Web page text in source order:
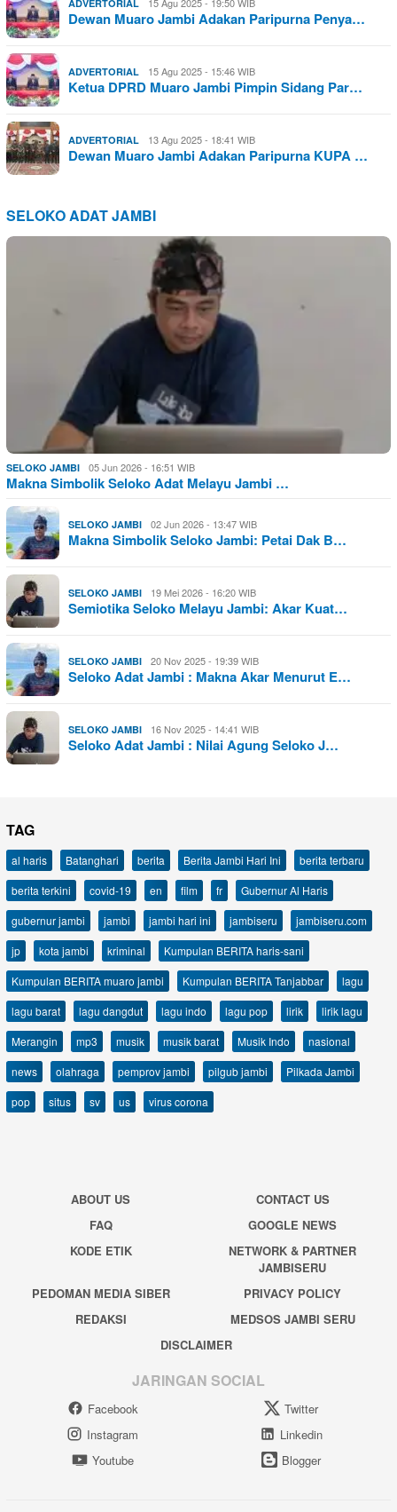
ADVERTORIAL
Dewan Muaro Jambi Adakan Paripurna Penya…
ADVERTORIAL 15 Agu 2025 - 15:46 WIB
Ketua DPRD Muaro Jambi Pimpin Sidang Par…
ADVERTORIAL 13 Agu 2025 - 18:41 WIB
Dewan Muaro Jambi Adakan Paripurna KUPA …
SELOKO ADAT JAMBI
SELOKO JAMBI 05 Jun 2026 - 16:51 WIB
Makna Simbolik Seloko Adat Melayu Jambi …
SELOKO JAMBI 02 Jun 2026 - 13:47 WIB
Makna Simbolik Seloko Jambi: Petai Dak B…
SELOKO JAMBI 19 Mei 2026 - 16:20 WIB
Semiotika Seloko Melayu Jambi: Akar Kuat…
SELOKO JAMBI 20 Nov 2025 - 19:39 WIB
Seloko Adat Jambi : Makna Akar Menurut E…
SELOKO JAMBI 16 Nov 2025 - 14:41 WIB
Seloko Adat Jambi : Nilai Agung Seloko J…
TAG
al haris Batanghari berita Berita Jambi Hari Ini
berita terbaru
berita terkini
covid-19 en film fr
Gubernur Al Haris
gubernur jambi
jambi jambi hari ini jambiseru
jambiseru.com
jp
kota jambi kriminal
Kumpulan BERITA haris-sani
Kumpulan BERITA muaro jambi
Kumpulan BERITA Tanjabbar
lagu
lagu barat
lagu dangdut lagu indo lagu pop lirik
lirik lagu
Merangin
mp3 musik musik barat Musik Indo
nasional
news
olahraga pemprov jambi pilgub jambi
Pilkada Jambi
pop
situs sv us virus corona
ABOUT US
CONTACT US
FAQ
GOOGLE NEWS
KODE ETIK
NETWORK & PARTNER
JAMBISERU
PEDOMAN MEDIA SIBER
PRIVACY POLICY
REDAKSI
MEDSOS JAMBI SERU
DISCLAIMER
JARINGAN SOCIAL
Facebook
Twitter
Instagram
Linkedin
Youtube
Blogger